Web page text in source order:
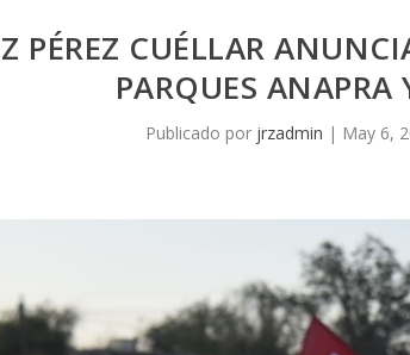
PÉREZ CUÉLLAR
PARQUES ANAPRA
Publicado por jrzadmin | May 6,